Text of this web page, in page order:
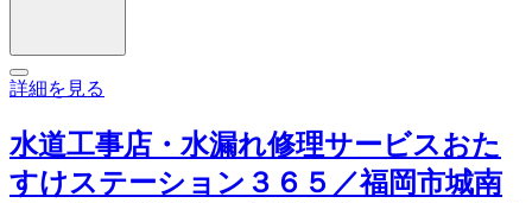
詳細を見る
水道工事店・水漏れ修理サービスおた
すけステーション３６５／福岡市城南